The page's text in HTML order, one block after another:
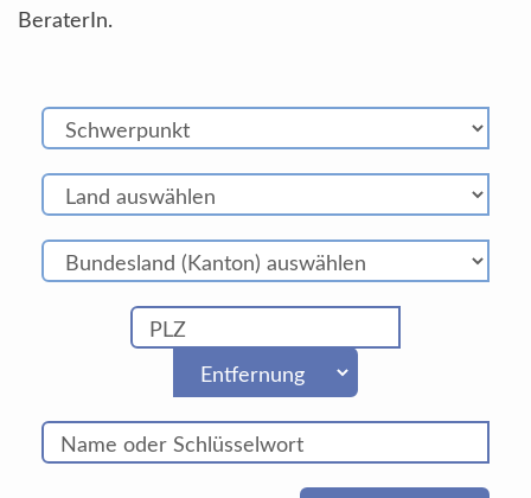
BeraterIn.